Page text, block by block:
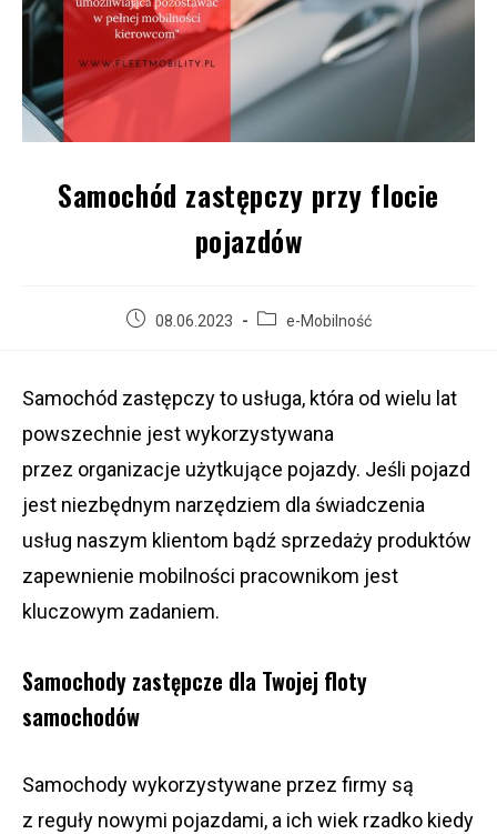
Samochód zastępczy przy flocie
pojazdów
08.06.2023 e-Mobilność
Samochód zastępczy to usługa, która od wielu lat
powszechnie jest wykorzystywana
przez organizacje użytkujące pojazdy. Jeśli pojazd
jest niezbędnym narzędziem dla świadczenia
usług naszym klientom bądź sprzedaży produktów
zapewnienie mobilności pracownikom jest
kluczowym zadaniem.
Samochody zastępcze dla Twojej floty
samochodów
Samochody wykorzystywane przez firmy są
z reguły nowymi pojazdami, a ich wiek rzadko kiedy